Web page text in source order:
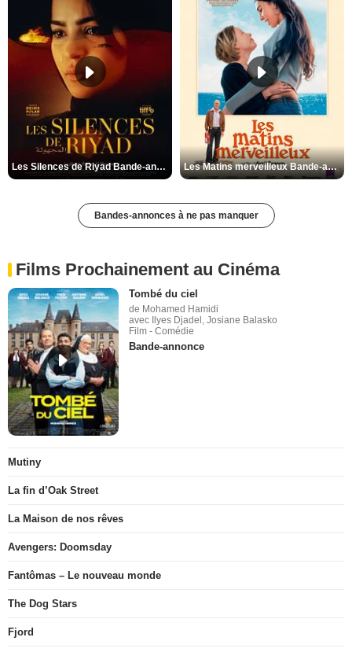
Les Silences de Riyad Bande-annonce VO STFR Les Matins merveilleux Bande-annonce VF
Bandes-annonces à ne pas manquer
Films Prochainement au Cinéma
Tombé du ciel
de Mohamed Hamidi
avec Ilyes Djadel, Josiane Balasko
Film - Comédie
Bande-annonce
Mutiny
La fin d’Oak Street
La Maison de nos rêves
Avengers: Doomsday
Fantômas – Le nouveau monde
The Dog Stars
Fjord